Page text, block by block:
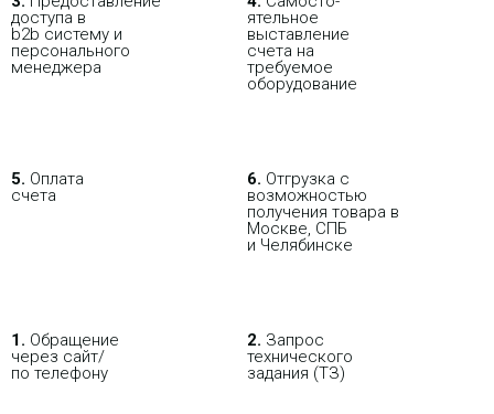
В РОЗНИЦУ ОПТОВИКАМ ПАРТНЕРАМ
доступа в
b2b систему и
персо­нального
мене­джера
ятель­ное
выставление
счета на
требуемое
оборудование
5. Оплата
счета
6. Отгрузка с
возможностью
получения товара в
Москве, СПБ
и Челябинске
1. Обращение
через сайт/
по телефону
2. Запрос
технического
задания (ТЗ)